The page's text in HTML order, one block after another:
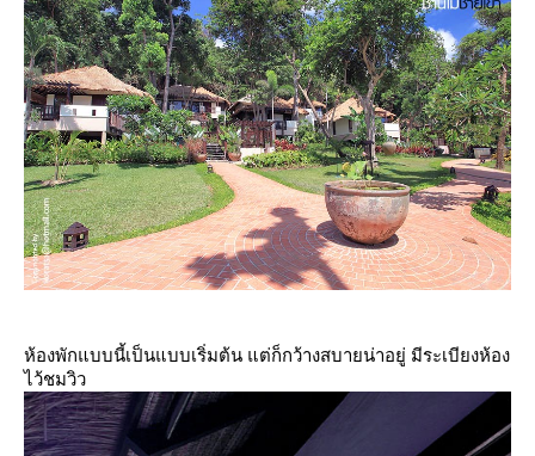
ห้องพักแบบนี้เป็นแบบเริ่มต้น แต่ก็กว้างสบายน่าอยู่ มีระเบียงห้อง
ไว้ชมวิว